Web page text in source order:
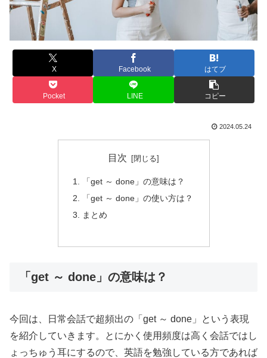
X Facebook はてブ
Pocket LINE コピー
2024.05.24
目次
「get ～ done」の意味は？
「get ～ done」の使い方は？
まとめ
「get ～ done」の意味は？
今回は、日常会話で超頻出の「get ～ done」という表現
を紹介していきます。とにかく使用頻度は高く会話ではし
ょっちゅう耳にするので、英語を勉強している方であれば